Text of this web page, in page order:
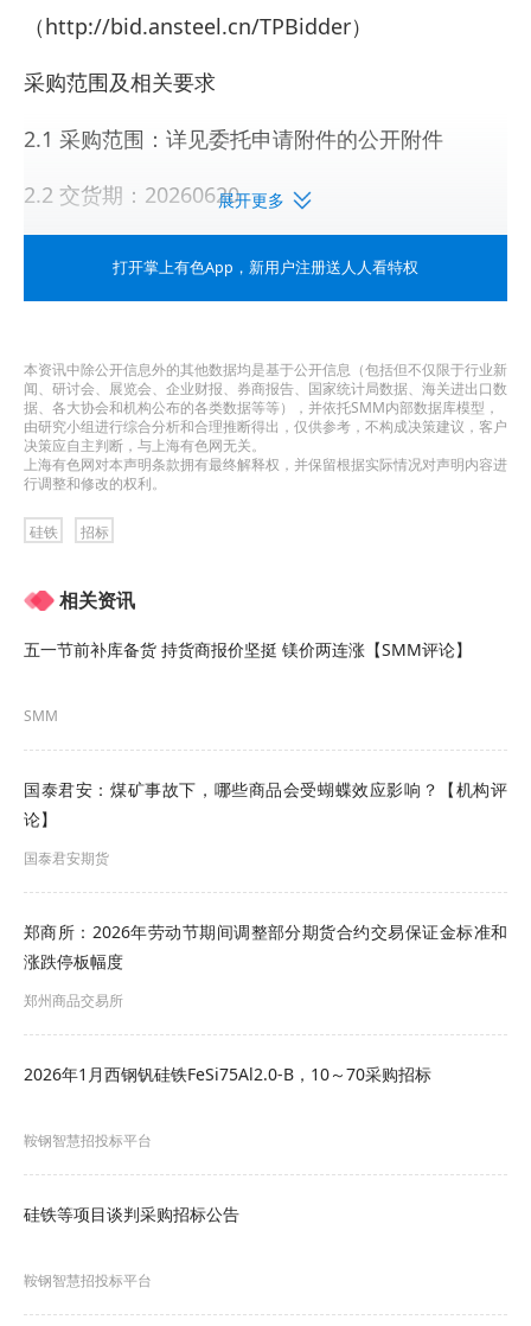
（http://bid.ansteel.cn/TPBidder）
采购范围及相关要求
2.1 采购范围：详见委托申请附件的公开附件
2.2 交货期：20260620
2.4 货物质量标准或主要技术性能指标：无
供应商资格要求
3.1 供应商资质要求：见附件
点击查看招标详情：》低碳硅铁C等项目谈判采购公
告
展开更多
打开掌上有色App ，新用户注册送人人看特权
本资讯中除公开信息外的其他数据均是基于公开信息（包括但不仅限于行业新
闻、研讨会、展览会、企业财报、券商报告、国家统计局数据、海关进出口数
据、各大协会和机构公布的各类数据等等），并依托SMM内部数据库模型，
由研究小组进行综合分析和合理推断得出，仅供参考，不构成决策建议，客户
决策应自主判断，与上海有色网无关。
上海有色网对本声明条款拥有最终解释权，并保留根据实际情况对声明内容进
行调整和修改的权利。
硅铁 招标
相关资讯
五一节前补库备货 持货商报价坚挺 镁价两连涨【SMM评论】
SMM
国泰君安：煤矿事故下，哪些商品会受蝴蝶效应影响？【机构评
论】
国泰君安期货
郑商所：2026年劳动节期间调整部分期货合约交易保证金标准和
涨跌停板幅度
郑州商品交易所
2026年1月西钢钒硅铁FeSi75Al2.0-B，10～70采购招标
鞍钢智慧招投标平台
硅铁等项目谈判采购招标公告
鞍钢智慧招投标平台